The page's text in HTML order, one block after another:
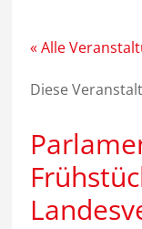
springen
« Alle
Diese